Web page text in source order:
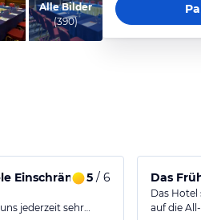
Alle Bilder
(390)
Einschränkungen während
5/ 6
jederzeit sehr…
Das
Das
auf die